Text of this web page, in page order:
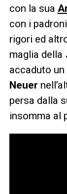
con la sua
con i
rigori ed
maglia della
accaduto
Neuer
persa dalla
insomma al